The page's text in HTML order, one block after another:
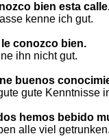
bien esta
kenne ich gut.
le conozco bien.
ihn nicht gut.
buenos
gute Kenntnisse
hemos bebido
alle viel